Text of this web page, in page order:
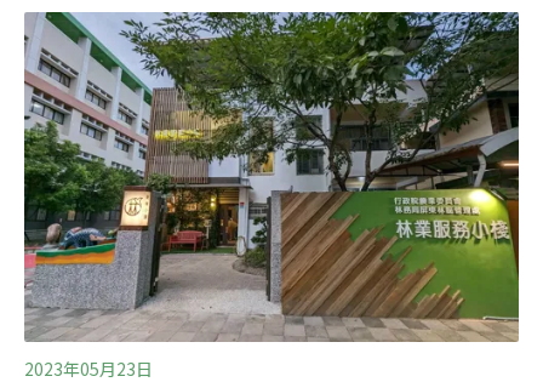
護協會，種回當地民眾記憶中的台灣低海拔闊葉樹種，與
社區共同涵養水質、強化水土保持。曾經為生計伐林種竹
如今為國土利益退竹還林「退竹還林」預定地編訂為「阿
里山事業區第73林班」，就在湖山水庫周邊林地，屬於
「水源涵養保安林」，南投林管處盤點17.84公頃，以六年
分區移除竹林，種回原生闊葉樹。最靠近此處的社區是雲
林縣斗六市湖山里檨仔坑，位處雲林縣與南投縣交界，雲
林縣湖山水庫人文生態保護協會即坐落湖山里檨仔坑。
「民國4、50年代，國民政府來台，退輔會放租林地給榮
民，附近林班地都放租出去。」協會理事長林志樺
2023年05月23日